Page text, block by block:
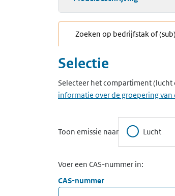
Zoeken op bedrijfstak of
Selectie
Selecteer het compartiment (lucht
informatie over de groepering
Toon emissie naar Lucht
Voer een CAS-nummer in:
CAS-nummer